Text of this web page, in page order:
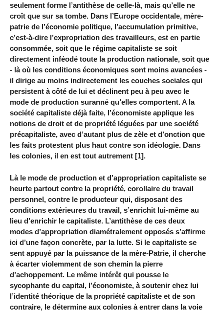
seulement forme l’antithèse de celle-là, mais qu’elle ne
croît que sur sa tombe. Dans l’Europe occidentale, mère-
patrie de l’économie politique, l’accumulation primitive,
c’est-à-dire l’expropriation des travailleurs, est en partie
consommée, soit que le régime capitaliste se soit
directement inféodé toute la production nationale, soit que
- là où les conditions économiques sont moins avancées -
il dirige au moins indirectement les couches sociales qui
persistent à côté de lui et déclinent peu à peu avec le
mode de production suranné qu’elles comportent. A la
société capitaliste déjà faite, l’économiste applique les
notions de droit et de propriété léguées par une société
précapitaliste, avec d’autant plus de zèle et d’onction que
les faits protestent plus haut contre son idéologie. Dans
les colonies, il en est tout autrement [1].
Là le mode de production et d’appropriation capitaliste se
heurte partout contre la propriété, corollaire du travail
personnel, contre le producteur qui, disposant des
conditions extérieures du travail, s’enrichit lui-même au
lieu d’enrichir le capitaliste. L’antithèse de ces deux
modes d’appropriation diamétralement opposés s’affirme
ici d’une façon concrète, par la lutte. Si le capitaliste se
sent appuyé par la puissance de la mère-Patrie, il cherche
à écarter violemment de son chemin la pierre
d’achoppement. Le même intérêt qui pousse le
sycophante du capital, l’économiste, à soutenir chez lui
l’identité théorique de la propriété capitaliste et de son
contraire, le détermine aux colonies à entrer dans la voie